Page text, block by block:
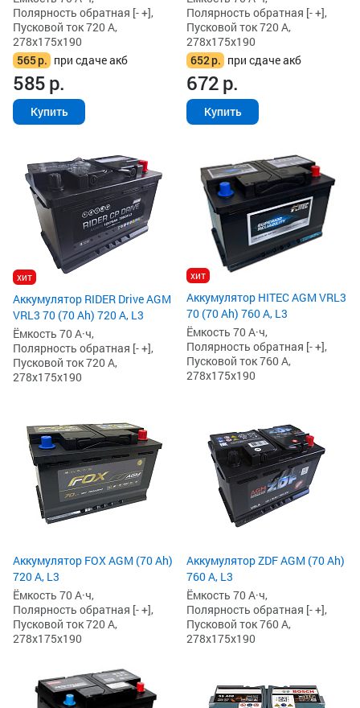
Полярность обратная [- +],
Пусковой ток 720 А,
278x175x190
565р. при сдаче акб
585р.
Купить
Полярность обратная [- +],
Пусковой ток 720 А,
278x175x190
652р. при сдаче акб
672р.
Купить
хит
Аккумулятор RIDER Drive AGM
VRL3 70 (70 Ah) 720 А, L3
Ёмкость 70 А·ч,
Полярность обратная [- +],
Пусковой ток 720 А,
278x175x190
хит
Аккумулятор HITEC AGM VRL3
70 (70 Ah) 760 А, L3
Ёмкость 70 А·ч,
Полярность обратная [- +],
Пусковой ток 760 А,
278x175x190
Аккумулятор FOX AGM (70 Ah)
720 А, L3
Ёмкость 70 А·ч,
Полярность обратная [- +],
Пусковой ток 720 А,
278x175x190
Аккумулятор ZDF AGM (70 Ah)
760 А, L3
Ёмкость 70 А·ч,
Полярность обратная [- +],
Пусковой ток 760 А,
278x175x190